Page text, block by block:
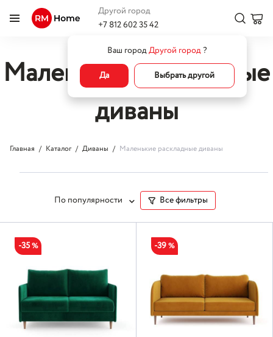
Другой город
+7 812 602 35 42
Ваш городДругой город?
Да Выбрать другой
Маленькие раскладные
диваны
Главная Каталог Диваны Маленькие раскладные диваны
По популярности Все фильтры
-35 % -39%